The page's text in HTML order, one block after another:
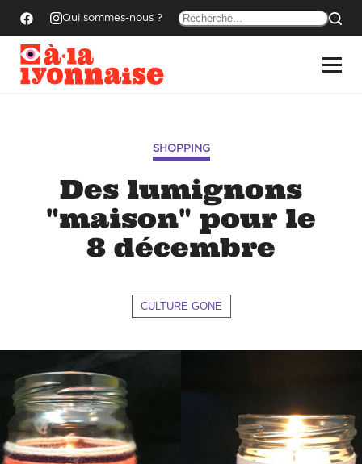
Qui sommes-nous ?
SHOPPING
Des lumignons
"maison" pour le
8 décembre
CULTURE GONE